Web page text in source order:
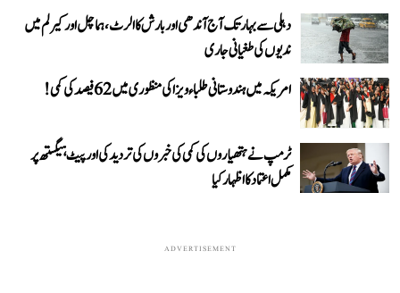
دہلی سے بہار تک آج آندھی اور بارش کا الرٹ، ہماچل اور کیرلم میں
ندیوں کی طغیانی جاری
امریکہ میں ہندوستانی طلباء ویزا کی منظوری میں 62 فیصد کی کمی!
ٹرمپ نے ہتھیاروں کی کمی کی خبروں کی تردید کی اور پیٹ ہیگستھ پر
مکمل اعتماد کا اظہار کیا
ADVERTISEMENT